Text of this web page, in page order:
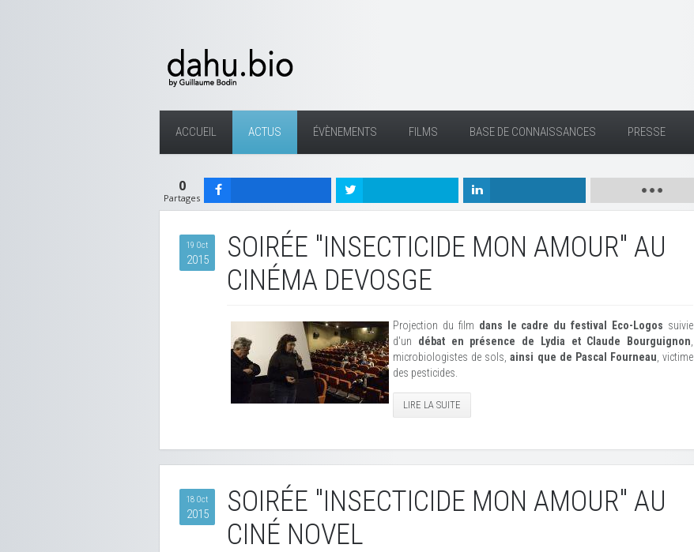
ACCUEIL ACTUS ÉVÈNEMENTS FILMS BASE DE CONNAISSANCES PRESSE
0
Partages
19 Oct
2015
SOIRÉE "INSECTICIDE MON AMOUR" AU
CINÉMA DEVOSGE
Projection du film dans le cadre du festival Eco-Logos suivie
d'un débat en présence de Lydia et Claude Bourguignon
microbiologistes de sols,ainsi que de Pascal Fourneau , victime
des pesticides.
LIRE LA SUITE
18 Oct
2015
SOIRÉE "INSECTICIDE MON AMOUR" AU
CINÉ NOVEL